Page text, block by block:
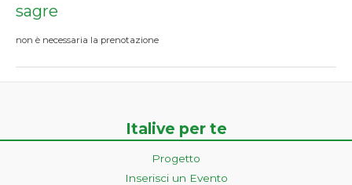
sagre
non è necessaria la prenotazione
Italive per te
Progetto
Inserisci un Evento